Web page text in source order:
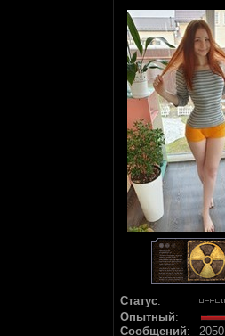
Статус:
Опытный:
Сообщений:
2050